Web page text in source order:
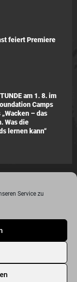
Service zu
feiert Premiere
am 1. 8. im
Camps
– das
Was die
lernen kann“
gmbh
Bandseiten